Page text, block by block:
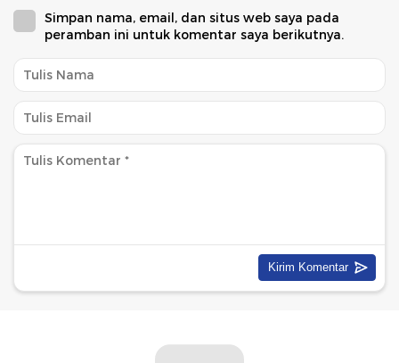
Simpan nama, email, dan situs web saya pada
peramban ini untuk komentar saya berikutnya.